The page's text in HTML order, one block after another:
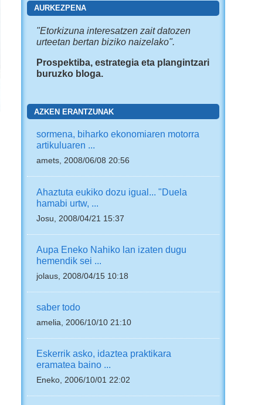
AURKEZPENA
"Etorkizuna interesatzen zaitdatozen
urteetan bertan biziko naizelako".
Prospektiba, estrategia eta plangintzari
buruzko bloga.
AZKEN ERANTZUNAK
sormena, biharko ekonomiaren motorra
artikuluaren ...
amets, 2008/06/08 20:56
Ahaztuta eukiko dozu igual... "Duela
hamabi urtw, ...
Josu, 2008/04/21 15:37
Aupa Eneko Nahiko lan izaten dugu
hemendik sei ...
jolaus, 2008/04/15 10:18
saber todo
amelia, 2006/10/10 21:10
Eskerrik asko, idaztea praktikara
eramatea baino ...
Eneko, 2006/10/01 22:02